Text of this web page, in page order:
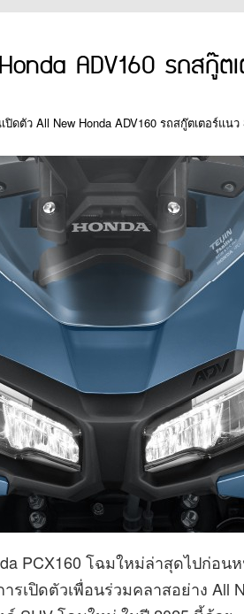
ADV160 รถสกู๊ต
ปิดตัว All New Honda ADV160 รถสกู๊ตเตอร์แน
PCX160 โฉมใหม่ล่าสุดไปก่อ
รเปิดตัวเพื่อนร่วมคลาสอย่าง All